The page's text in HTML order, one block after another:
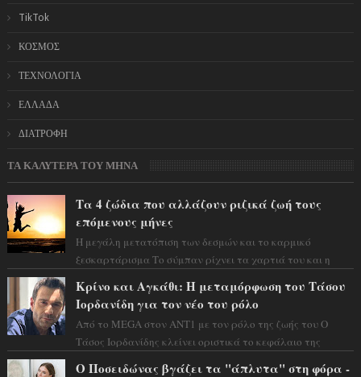
TikTok
ΚΟΣΜΟΣ
ΤΕΧΝΟΛΟΓΙΑ
ΕΛΛΑΔΑ
ΔΙΑΤΡΟΦΗ
ΤΑ ΚΑΛΥΤΕΡΑ ΤΟΥ ΜΗΝΑ
Τα 4 ζώδια που αλλάζουν ριζικά ζωή τους
επόμενους μήνες
Η μεγάλη μετατόπιση των δεσμών και το καρμικό
ξεσκαρτάρισμα Το σύμπαν ρίχνει τα χαρτιά του και η
Κρίνο και Αγκάθι: Η μεταμόρφωση του Τάσου
Ιορδανίδη για τον νέο του ρόλο
Από το MEGA στον ΑΝΤ1 με τον ρόλο της ζωής του Ο
Τάσος Ιορδανίδης κλείνει οριστικά το κεφάλαιο της
Ο Ποσειδώνας βγάζει τα "άπλυτα" στη φόρα -